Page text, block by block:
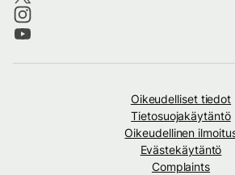
Oikeudelliset tiedot
Tietosuojakäytäntö
Oikeudellinen
Evästekäytäntö
Complaints